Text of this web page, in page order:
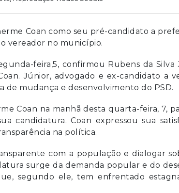
Coan como seu pré-candidato a
vereador no município.
feira,5, confirmou Rubens da Silva
Júnior, advogado e ex-candidato a
mudança e desenvolvimento do PSD.
Coan na manhã desta quarta-feira, 7,
candidatura. Coan expressou sua
na política.
com a população e dialogar
surge da demanda popular e do
segundo ele, tem enfrentado